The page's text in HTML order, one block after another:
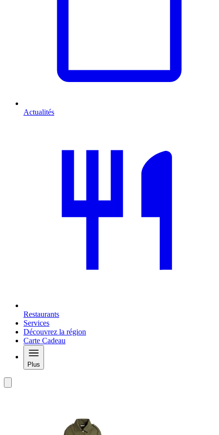
Actualités
Restaurants
Services
Découvrez la région
Carte Cadeau
Plus